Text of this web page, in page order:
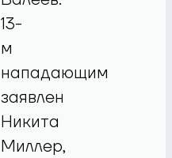
13-
м
нападающим
заявлен
Никита
Миллер,